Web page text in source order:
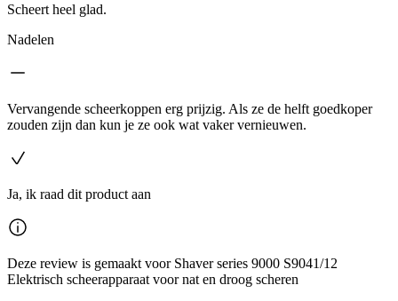
Scheert heel glad.
Nadelen
Vervangende scheerkoppen erg prijzig. Als ze de helft goedkoper
zouden zijn dan kun je ze ook wat vaker vernieuwen.
Ja, ik raad dit product aan
Deze review is gemaakt voor Shaver series 9000 S9041/12
Elektrisch scheerapparaat voor nat en droog scheren